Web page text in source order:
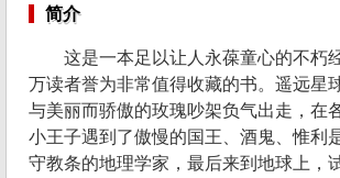
简介
这是一本足以让人永葆童心的不朽
万读者誉为非常值得收藏的书。遥远星
与美丽而骄傲的玫瑰吵架负气出走，在
小王子遇到了傲慢的国王、酒鬼、惟利
守教条的地理学家，最后来到地球上，